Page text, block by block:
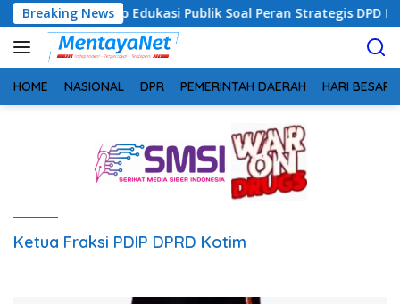
Langsung
ke
konten
Breaking News
Siap Edukasi Publik Soal Peran Strategis DPD RI
HOME NASIONAL DPR PEMERINTAH DAERAH HARI BESAR
Ketua Fraksi PDIP DPRD Kotim